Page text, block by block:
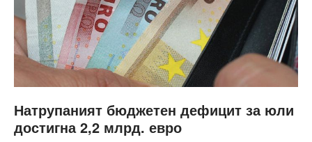
Натрупаният бюджетен дефицит за юли
достигна 2,2 млрд. евро